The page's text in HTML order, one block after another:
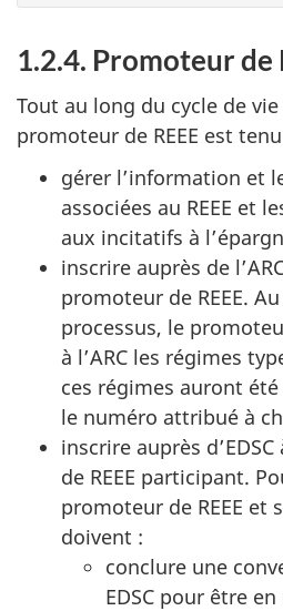
1.2.4. Promoteur de
Tout au long du cycle de vie
promoteur de REEE est
gérer l’information et
associées au REEE et
aux incitatifs à
inscrire auprès de
promoteur de REEE.
processus, le
à l’ARC les régimes
ces régimes auront
le numéro attribué à
inscrire auprès
de REEE participant.
promoteur de REEE et
doivent :
conclure une
EDSC pour être